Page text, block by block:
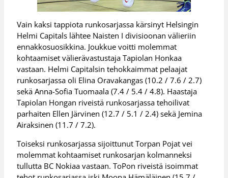
Vain kaksi tappiota runkosarjassa kärsinyt Helsingin
Helmi Capitals lähtee Naisten I divisioonan välieriin
ennakkosuosikkina. Joukkue voitti molemmat
kohtaamiset välierävastustaja Tapiolan Honkaa
vastaan. Helmi Capitalsin tehokkaimmat pelaajat
runkosarjassa oli Elina Oravakangas (10.2 / 7.6 / 2.7)
sekä Anna-Sofia Tuomaala (7.4 / 5.4 / 4.8). Haastaja
Tapiolan Hongan riveistä runkosarjassa tehoilivat
parhaiten Ellen Järvinen (12.7 / 5.1 / 2.4) sekä Jemina
Airaksinen (11.7 / 7.2).
Toiseksi runkosarjassa sijoittunut Torpan Pojat vei
molemmat kohtaamiset runkosarjan kolmanneksi
tullutta BC Nokiaa vastaan. ToPon riveistä isoimmat